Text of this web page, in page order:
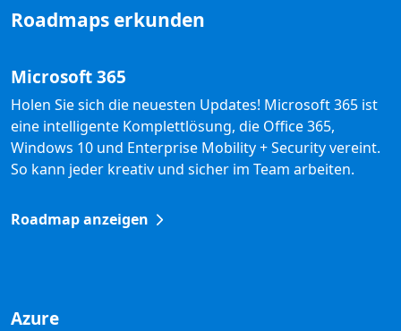
Roadmaps erkunden
Microsoft 365
Holen Sie sich die neuesten Updates! Microsoft 365 ist
eine intelligente Komplettlösung, die Office 365,
Windows 10 und Enterprise Mobility + Security vereint.
So kann jeder kreativ und sicher im Team arbeiten.
Roadmap anzeigen
Azure